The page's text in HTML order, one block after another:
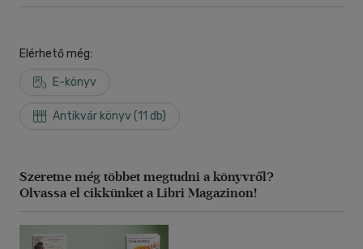
Elérhető még:
E-könyv
Antikvár könyv (11 db)
Szeretne még többet megtudni a könyvről?
Olvassa el cikkünket a Libri Magazinon!